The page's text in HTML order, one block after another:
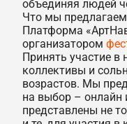
объединяя людей
Что мы
Платформа
организатором
Принять участие в
коллективы и
возрастов. Мы
на выбор – онлайн
представлены не